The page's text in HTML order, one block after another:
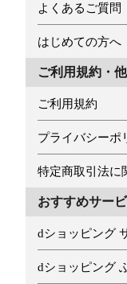
よくあるご質問
はじめての方へ
ご利用規約・他
ご利用規約
プライバシーポ
特定商取引法に
おすすめサー
dショッピング
dショッピング